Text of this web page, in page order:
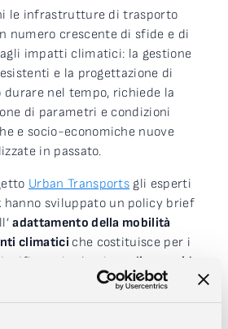
le infrastrutture di trasporto
numero crescente di sfide e di
impatti climatici: la gestione
e la progettazione di
durare nel tempo, richiede la
di parametri e condizioni
e socio-economiche nuove
in passato.
Urban Transports gli esperti
hanno sviluppato un policy brief
adattamento della mobilità
climatici che costituisce per i
urbani una linea guida
base scientifica su cui pianificare
infrastrutture ad essa connesse.